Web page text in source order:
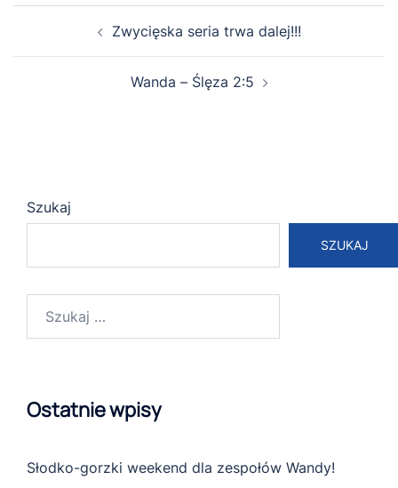
Zobacz
Zwycięska seria trwa dalej!!!
Wanda – Ślęza 2:5
Szukaj
SZUKAJ
Ostatnie wpisy
Słodko-gorzki weekend dla zespołów Wandy!